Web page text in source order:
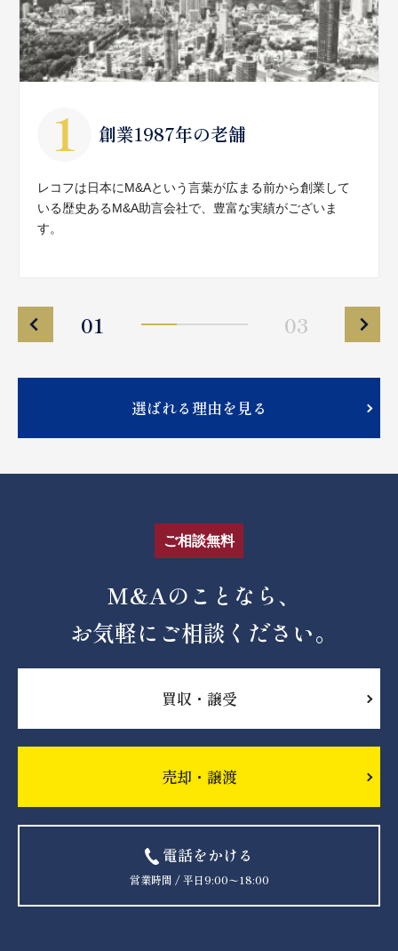
創業1987年の老舗
レコフは日本にM&Aという言葉が広まる前から創業して
いる歴史あるM&A助言会社で、豊富な実績がございま
す。
01 03
選ばれる理由を見る
ご相談無料
M&Aのことなら、
お気軽にご相談ください。
買収・譲受
売却・譲渡
電話をかける
営業時間 / 平日9:00〜18:00